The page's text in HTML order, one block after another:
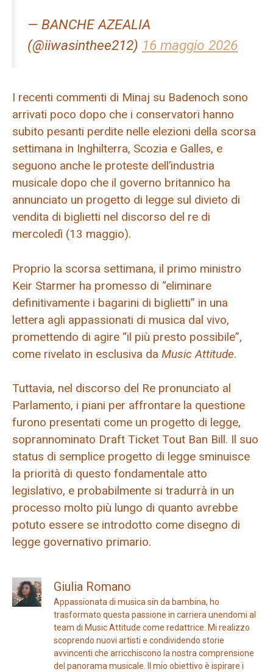
— BANCHE AZEALIA
(@iiwasinthee212) 16 maggio 2026
I recenti commenti di Minaj su Badenoch sono
arrivati ​​poco dopo che i conservatori hanno
subito pesanti perdite nelle elezioni della scorsa
settimana in Inghilterra, Scozia e Galles, e
seguono anche le proteste dell’industria
musicale dopo che il governo britannico ha
annunciato un progetto di legge sul divieto di
vendita di biglietti nel discorso del re di
mercoledì (13 maggio).
Proprio la scorsa settimana, il primo ministro
Keir Starmer ha promesso di “eliminare
definitivamente i bagarini di biglietti” in una
lettera agli appassionati di musica dal vivo,
promettendo di agire “il più presto possibile”,
come rivelato in esclusiva da Music Attitude.
Tuttavia, nel discorso del Re pronunciato al
Parlamento, i piani per affrontare la questione
furono presentati come un progetto di legge,
soprannominato Draft Ticket Tout Ban Bill. Il suo
status di semplice progetto di legge sminuisce
la priorità di questo fondamentale atto
legislativo, e probabilmente si tradurrà in un
processo molto più lungo di quanto avrebbe
potuto essere se introdotto come disegno di
legge governativo primario.
Giulia Romano
Appassionata di musica sin da bambina, ho
trasformato questa passione in carriera unendomi al
team di Music Attitude come redattrice. Mi realizzo
scoprendo nuovi artisti e condividendo storie
avvincenti che arricchiscono la nostra comprensione
del panorama musicale. Il mio obiettivo è ispirare i